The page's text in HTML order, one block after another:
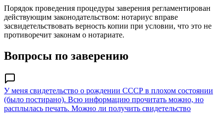
Порядок проведения процедуры заверения регламентирован
действующим законодательством: нотариус вправе
засвидетельствовать верность копии при условии, что это не
противоречит законам о нотариате.
Вопросы по заверению
У меня свидетельство о рождении СССР в плохом состоянии
(было постирано). Всю информацию прочитать можно, но
расплылась печать. Можно ли получить свидетельство